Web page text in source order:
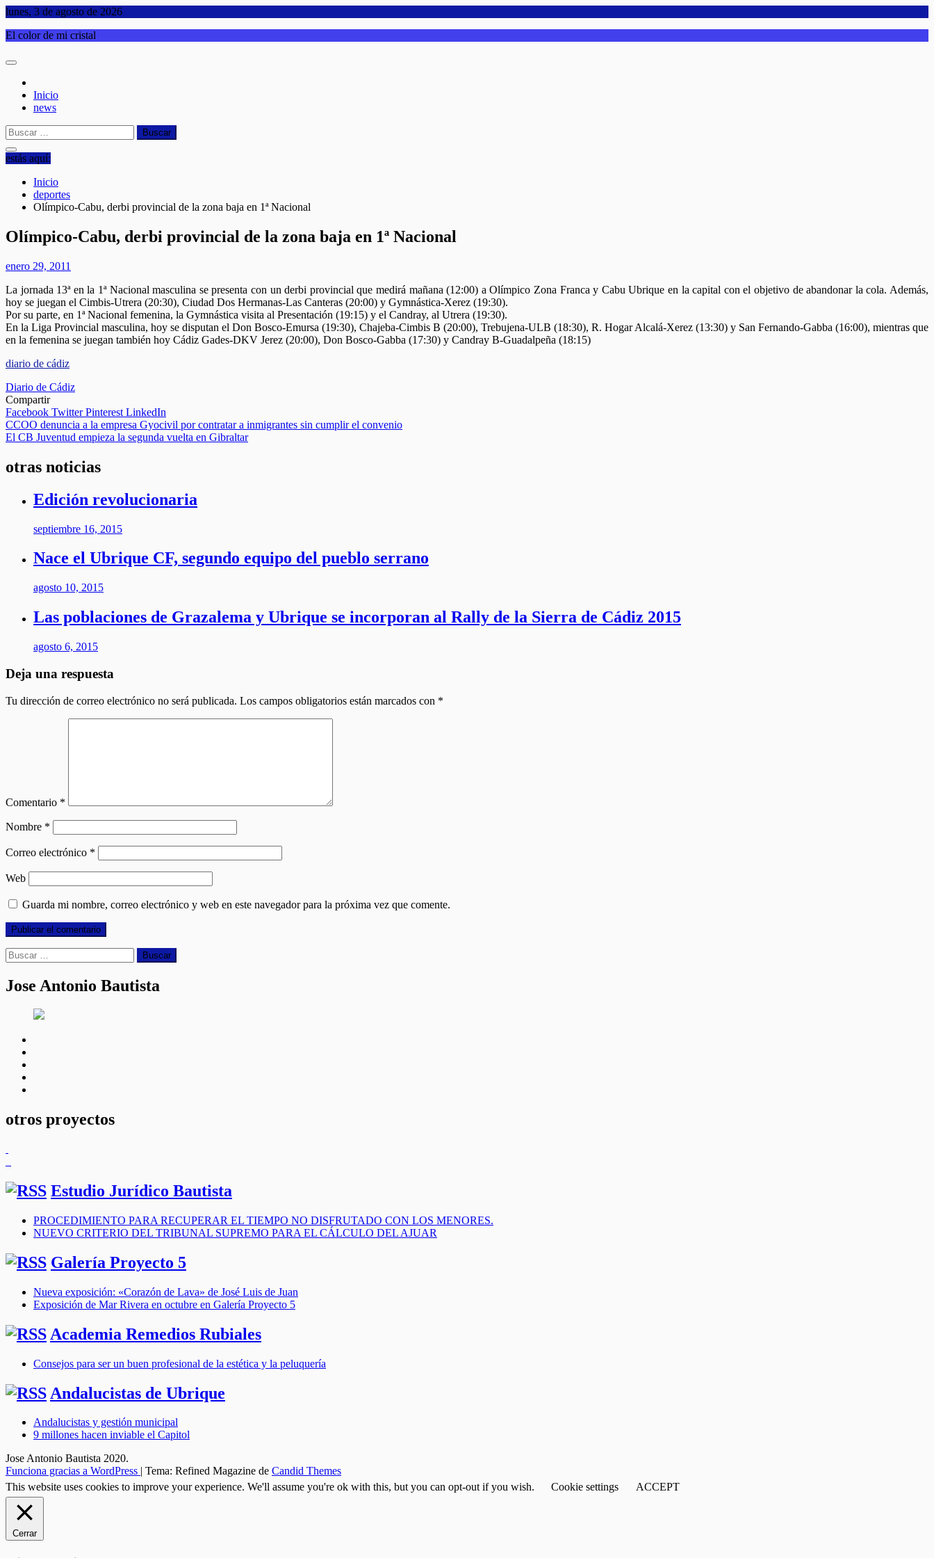
Saltar
contenido
lunes, 3 de agosto de 2026
El color de mi cristal
Inicio
news
Buscar:
estás aquí:
Inicio
deportes
Olímpico-Cabu, derbi provincial de la zona baja en 1ª Nacional
Olímpico-Cabu, derbi provincial de la zona baja en 1ª Nacional
enero 29, 2011
La jornada 13ª en la 1ª Nacional masculina se presenta con un derbi provincial que medirá mañana (12:00) a Olímpico Zona Franca y Cabu Ubrique en la capital con el objetivo de abandonar la cola. Además,
hoy se juegan el Cimbis-Utrera (20:30), Ciudad Dos Hermanas-Las Canteras (20:00) y Gymnástica-Xerez (19:30).
Por su parte, en 1ª Nacional femenina, la Gymnástica visita al Presentación (19:15) y el Candray, al Utrera (19:30).
En la Liga Provincial masculina, hoy se disputan el Don Bosco-Emursa (19:30), Chajeba-Cimbis B (20:00), Trebujena-ULB (18:30), R. Hogar Alcalá-Xerez (13:30) y San Fernando-Gabba (16:00), mientras que
en la femenina se juegan también hoy Cádiz Gades-DKV Jerez (20:00), Don Bosco-Gabba (17:30) y Candray B-Guadalpeña (18:15)
diario de cádiz
Diario de Cádiz
Compartir
Facebook TwitterPinterest LinkedIn
Navegación
de
entradas
CCOO denuncia a la empresa Gyocivil por contratar a inmigrantes sin cumplir el convenio
El CB Juventud empieza la segunda vuelta en Gibraltar
otras noticias
Edición revolucionaria
septiembre 16, 2015
Nace el Ubrique CF, segundo equipo del pueblo serrano
agosto 10, 2015
Las poblaciones de Grazalema y Ubrique se incorporan al Rally de la Sierra de Cádiz 2015
agosto 6, 2015
Deja una respuesta
Tu dirección de correo electrónico no será publicada. Los campos obligatorios están marcados con *
Comentario *
Nombre *
Correo electrónico *
Web
Guarda mi nombre, correo electrónico y web en este navegador para la próxima vez que comente.
Buscar:
Jose Antonio Bautista
otros proyectos
Estudio Jurídico Bautista
PROCEDIMIENTO PARA RECUPERAR EL TIEMPO NO DISFRUTADO CON LOS MENORES.
NUEVO CRITERIO DEL TRIBUNAL SUPREMO PARA EL CÁLCULO DEL AJUAR
Galería Proyecto 5
Nueva exposición: «Corazón de Lava» de José Luis de Juan
Exposición de Mar Rivera en octubre en Galería Proyecto 5
Academia Remedios Rubiales
Consejos para ser un buen profesional de la estética y la peluquería
Andalucistas de Ubrique
Andalucistas y gestión municipal
9 millones hacen inviable el Capitol
Jose Antonio Bautista 2020.
Funciona gracias a WordPress
Tema: Refined Magazine de Candid Themes
This website uses cookies to improve your experience. We'll assume you're ok with this, but you can opt-out if you wish.
Cookie settings ACCEPT
Cerrar